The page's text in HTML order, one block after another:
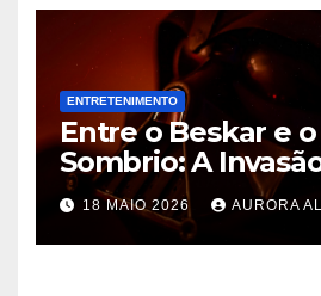
ENTRETENIMENTO
Entre o Beskar e
Sombrio: A
Pascal na Disney e
de Hayden
Star Wars
18 MAIO 2026 AURORA